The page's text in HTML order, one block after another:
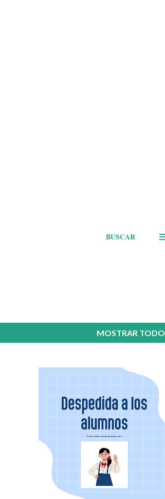
BUSCAR
MOSTRAR TODO